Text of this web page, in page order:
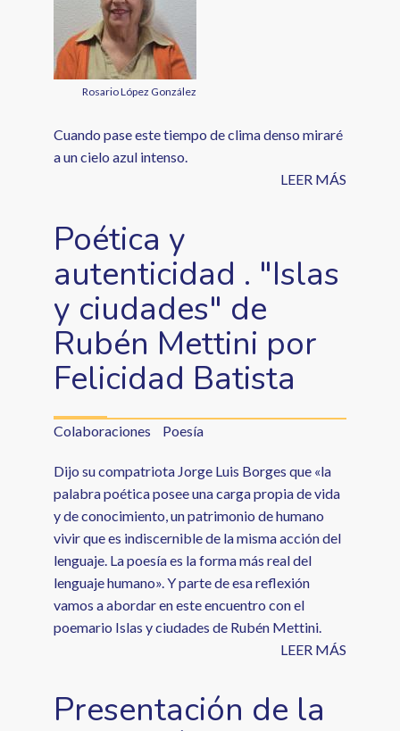
Rosario López González
Cuando pase este tiempo de clima denso miraré
a un cielo azul intenso.
LEER MÁS
Poética y
autenticidad . "Islas
y ciudades" de
Rubén Mettini por
Felicidad Batista
Colaboraciones Poesía
Dijo su compatriota Jorge Luis Borges que «la
palabra poética posee una carga propia de vida
y de conocimiento, un patrimonio de humano
vivir que es indiscernible de la misma acción del
lenguaje. La poesía es la forma más real del
lenguaje humano». Y parte de esa reflexión
vamos a abordar en este encuentro con el
poemario Islas y ciudades de Rubén Mettini.
LEER MÁS
Presentación de la